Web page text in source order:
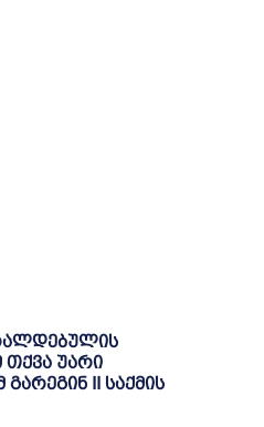
თქვა უარი
II საქმის